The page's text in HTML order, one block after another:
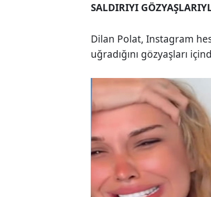
SALDIRIYI
Dilan Polat, Instagram
uğradığını gözyaşları